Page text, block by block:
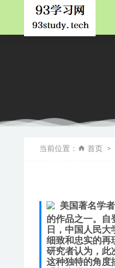
当前位置： 首页
美国著名学
的作品之一。自
日，中国人民
细致和忠实的再
研究者认为，此
这种独特的角度